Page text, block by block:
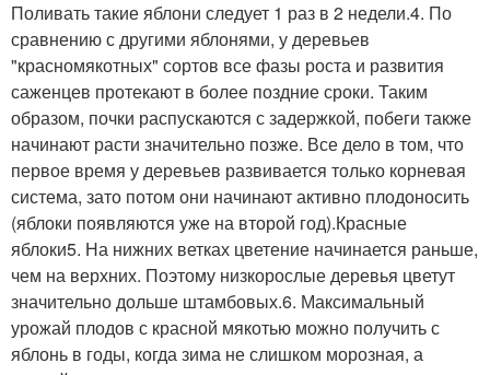
Поливать такие яблони следует 1 раз в 2 недели.4. По
сравнению с другими яблонями, у деревьев
"красномякотных" сортов все фазы роста и развития
саженцев протекают в более поздние сроки. Таким
образом, почки распускаются с задержкой, побеги также
начинают расти значительно позже. Все дело в том, что
первое время у деревьев развивается только корневая
система, зато потом они начинают активно плодоносить
(яблоки появляются уже на второй год).Красные
яблоки5. На нижних ветках цветение начинается раньше,
чем на верхних. Поэтому низкорослые деревья цветут
значительно дольше штамбовых.6. Максимальный
урожай плодов с красной мякотью можно получить с
яблонь в годы, когда зима не слишком морозная, а